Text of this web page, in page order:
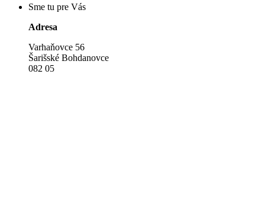
Sme tu pre Vás
Adresa
Varhaňovce 56
Šarišské Bohdanovce
082 05